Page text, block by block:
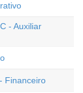
- Auxiliar
Financeiro